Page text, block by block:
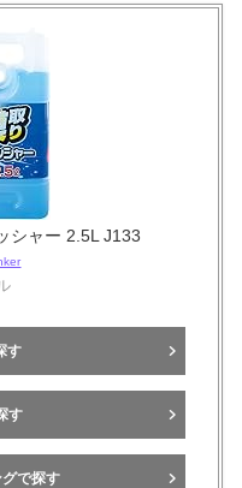
シャー 2.5L J133
す
す
で探す